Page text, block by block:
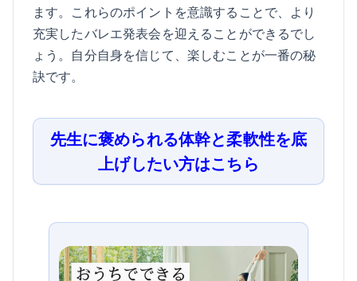
ます。これらのポイントを意識することで、より
充実したバレエ発表会を迎えることができるでし
ょう。自分自身を信じて、楽しむことが一番の秘
訣です。
先生に褒められる体幹と柔軟性を底
上げしたい方はこちら